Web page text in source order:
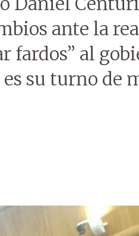
ante la
fardos” al
su turno de